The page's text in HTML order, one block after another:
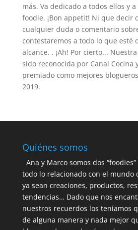
más. Va dedicado a todos ellos y
foodie. ¡Bon appetit! Ni que decir
cualquier duda o comentario
contestaremos a todo lo que esté
alcance. . ¡Ah! Por cierto...
sido reconocida por Canal Cocina
premiado como mejores
2019.
Quiénes somos
Ana y Marco somos dos
todo lo relacionado con el mundo
ya sean creaciones, productos,
tendencias… Dado que nos
nuestros recuerdos los teníamos
de alguna manera y nada mejor